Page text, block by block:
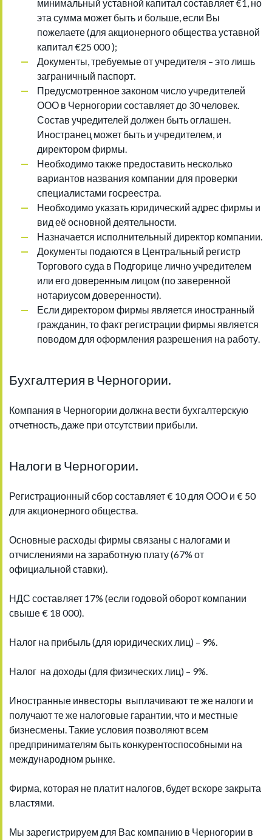
минимальный уставной капитал составляет €1, но
эта сумма может быть и больше, если Вы
пожелаете (для акционерного общества уставной
капитал €25 000 );
Документы, требуемые от учредителя – это лишь
заграничный паспорт.
Предусмотренное законом число учредителей
ООО в Черногории составляет до 30 человек.
Состав учредителей должен быть оглашен.
Иностранец может быть и учредителем, и
директором фирмы.
Необходимо также предоставить несколько
вариантов названия компании для проверки
специалистами госреестра.
Необходимо указать юридический адрес фирмы и
вид её основной деятельности.
Назначается исполнительный директор компании.
Документы подаются в Центральный регистр
Торгового суда в Подгорице лично учредителем
или его доверенным лицом (по заверенной
нотариусом доверенности).
Если директором фирмы является иностранный
гражданин, то факт регистрации фирмы является
поводом для оформления разрешения на работу.
Бухгалтерия в Черногории.
Компания в Черногории должна вести бухгалтерскую
отчетность, даже при отсутствии прибыли.
Налоги в Черногории.
Регистрационный сбор составляет € 10 для ООО и € 50
для акционерного общества.
Основные расходы фирмы связаны с налогами и
отчислениями на заработную плату (67% от
официальной ставки).
НДС составляет 17% (если годовой оборот компании
свыше € 18 000).
Налог на прибыль (для юридических лиц) – 9%.
Налог на доходы (для физических лиц) – 9%.
Иностранные инвесторы выплачивают те же налоги и
получают те же налоговые гарантии, что и местные
бизнесмены. Такие условия позволяют всем
предпринимателям быть конкурентоспособными на
международном рынке.
Фирма, которая не платит налогов, будет вскоре закрыта
властями.
Мы зарегистрируем для Вас компанию в Черногории в